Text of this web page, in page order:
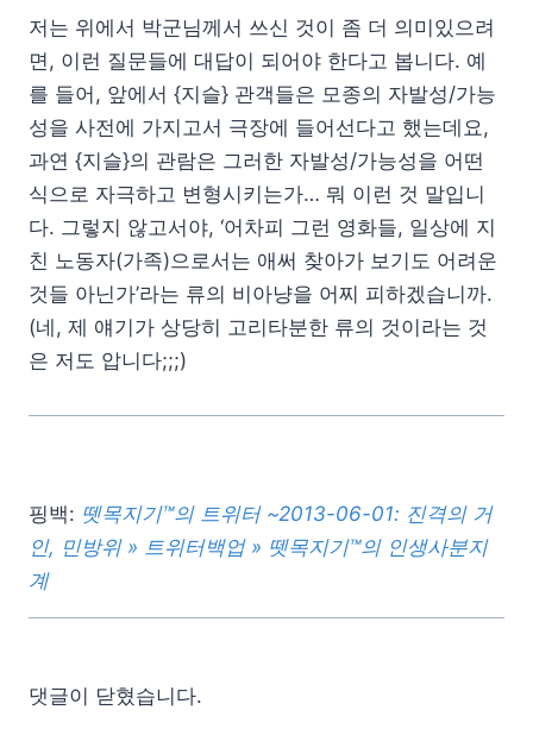
저는 위에서 박군님께서 쓰신 것이 좀 더 의미있으려
면, 이런 질문들에 대답이 되어야 한다고 봅니다. 예
를 들어, 앞에서 {지슬} 관객들은 모종의 자발성/가능
성을 사전에 가지고서 극장에 들어선다고 했는데요,
과연 {지슬}의 관람은 그러한 자발성/가능성을 어떤
식으로 자극하고 변형시키는가… 뭐 이런 것 말입니
다. 그렇지 않고서야, ‘어차피 그런 영화들, 일상에 지
친 노동자(가족)으로서는 애써 찾아가 보기도 어려운
것들 아닌가’라는 류의 비아냥을 어찌 피하겠습니까.
(네, 제 얘기가 상당히 고리타분한 류의 것이라는 것
은 저도 압니다;;;)
핑백: 뗏목지기™의 트위터 ~2013-06-01: 진격의 거
인, 민방위 » 트위터백업 » 뗏목지기™의 인생사분지
계
댓글이 닫혔습니다.